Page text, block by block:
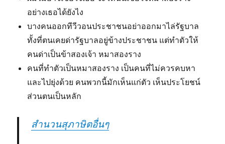
อย่างเธอได้ยังไง
บางคนออกทีวีวอนประชาชนอย่าออกมาไล่รัฐบาล
ทั้งที่ตนเคยด่ารัฐบาลอยู่ข้างประชาชน แต่ทำตัวให้
คนด่าเป็นข้าสองเจ้า หมาสองราง
คนที่ทำตัวเป็นหมาสองราง เป็นคนที่ไม่ควรคบหา
และไปยุ่งด้วย คนพวกนี้มักเห็นแก่ตัว เห็นประโยชน์
ส่วนตนเป็นหลัก
สำนวนสุภาษิตอื่นๆ